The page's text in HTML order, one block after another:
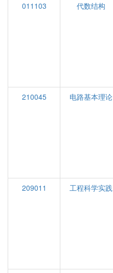
011103
代数结构
210045
电路基本理论
209011
工程科学实践